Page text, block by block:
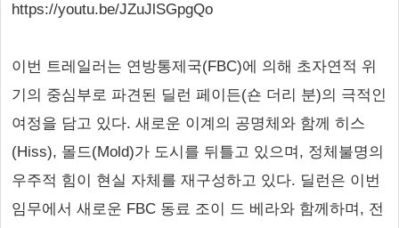
https://youtu.be/JZuJlSGpgQo
이번 트레일러는 연방통제국(FBC)에 의해 초자연적 위
기의 중심부로 파견된 딜런 페이든(숀 더리 분)의 극적인
여정을 담고 있다. 새로운 이계의 공명체와 함께 히스
(Hiss), 몰드(Mold)가 도시를 뒤틀고 있으며, 정체불명의
우주적 힘이 현실 자체를 재구성하고 있다. 딜런은 이번
임무에서 새로운 FBC 동료 조이 드 베라와 함께하며, 전